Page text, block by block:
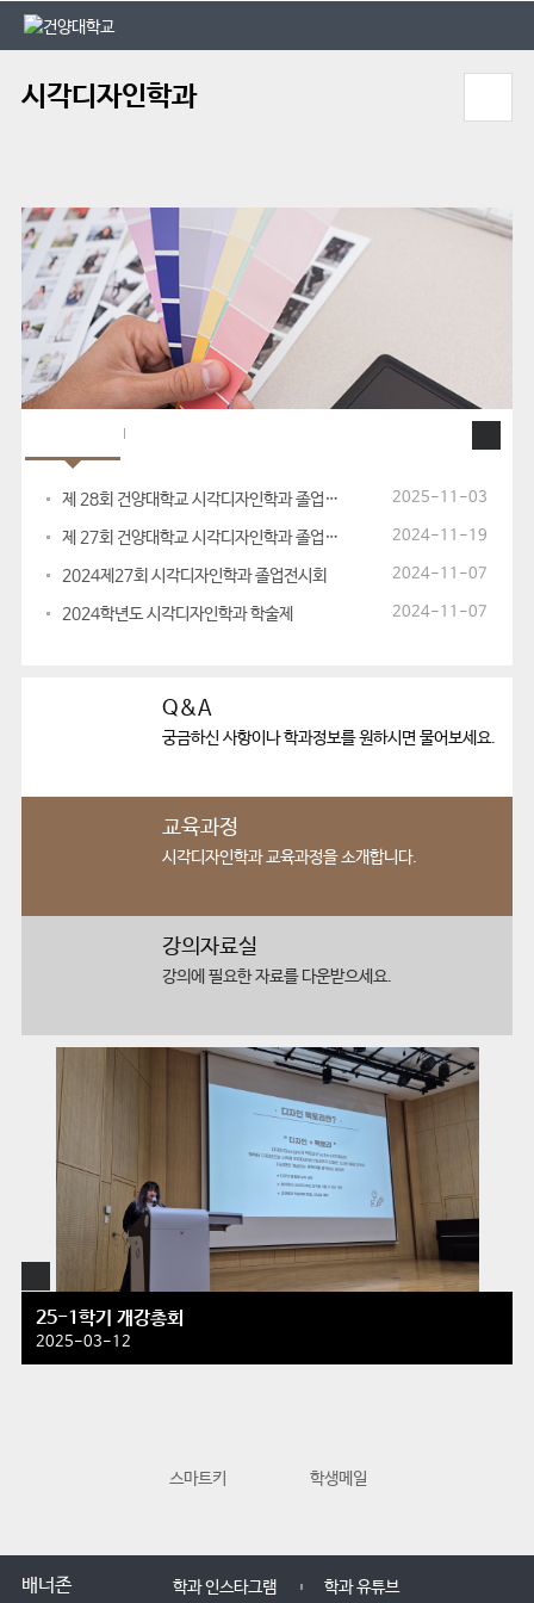
본문 바로가기
대메뉴 바로가기
시각디자인학과
제 28회 건양대학교 시각디자인학과 졸업전시회 2025-11-03
제 27회 건양대학교 시각디자인학과 졸업전시회 2024-11-19
2024제27회 시각디자인학과 졸업전시회 2024-11-07
2024학년도 시각디자인학과 학술제 2024-11-07
Q&A
궁금하신 사항이나학과정보를 원하시면 물어보세요.
교육과정
시각디자인학과교육과정을 소개합니다.
강의자료실
강의에 필요한자료를 다운받으세요.
25-1학기 개강총회
2025-03-12
스마트키 학생메일
배너존 학과 인스타그램 학과 유튜브